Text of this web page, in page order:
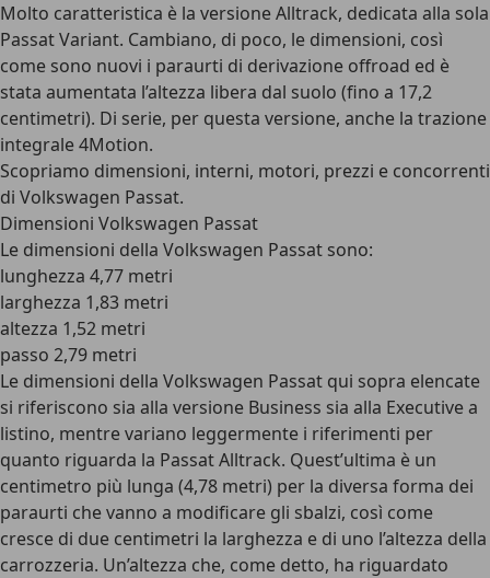
Molto caratteristica è la versione Alltrack, dedicata alla sola
Passat Variant. Cambiano, di poco, le dimensioni, così
come sono nuovi i paraurti di derivazione offroad ed è
stata aumentata l’altezza libera dal suolo (fino a 17,2
centimetri). Di serie, per questa versione, anche la trazione
integrale 4Motion.
Scopriamo dimensioni, interni, motori, prezzi e concorrenti
di Volkswagen Passat.
Dimensioni Volkswagen Passat
Le dimensioni della Volkswagen Passat sono:
lunghezza 4,77 metri
larghezza 1,83 metri
altezza 1,52 metri
passo 2,79 metri
Le dimensioni della Volkswagen Passat qui sopra elencate
si riferiscono sia alla versione Business sia alla Executive a
listino, mentre variano leggermente i riferimenti per
quanto riguarda la Passat Alltrack. Quest’ultima è un
centimetro più lunga (4,78 metri) per la diversa forma dei
paraurti che vanno a modificare gli sbalzi, così come
cresce di due centimetri la larghezza e di uno l’altezza della
carrozzeria. Un’altezza che, come detto, ha riguardato